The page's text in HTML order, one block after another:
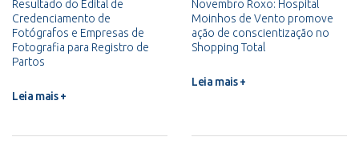
Resultado do Edital de
Credenciamento de
Fotógrafos e Empresas de
Fotografia para Registro de
Partos
Leia mais +
Novembro Roxo: Hospital
Moinhos de Vento promove
ação de conscientização no
Shopping Total
Leia mais +